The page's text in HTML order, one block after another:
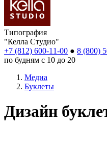
Типография
"Келла Студио"
+7 (812) 600-11-00 ● 8 (800)
по будням с 10 до 20
Медиа
Буклеты
Дизайн